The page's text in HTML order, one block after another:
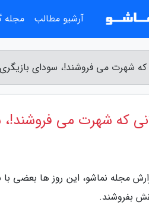
که شهرت می فروشند!، سودای
که شهرت می
مجله نماشو، این روز ها بعضی با
بفروشند.
آرشیو مطالب مجله